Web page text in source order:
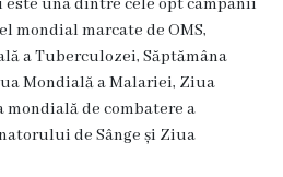
una dintre cele opt campanii
mondial marcate de OMS,
a Tuberculozei, Săptămâna
Mondială a Malariei, Ziua
de combatere a
de Sânge și Ziua